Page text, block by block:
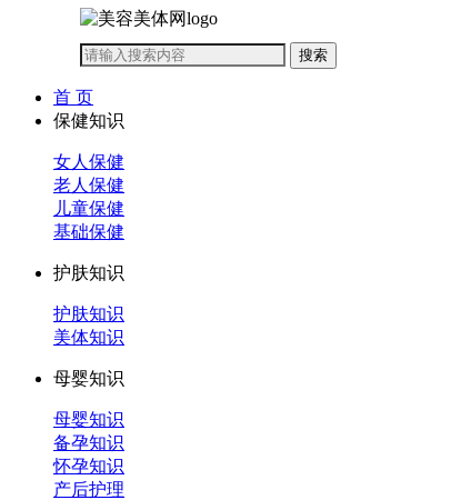
首 页
保健知识
女人保健
老人保健
儿童保健
基础保健
护肤知识
护肤知识
美体知识
母婴知识
母婴知识
备孕知识
怀孕知识
产后护理